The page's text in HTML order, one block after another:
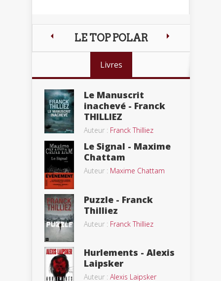
LE TOP POLAR
Livres
Le Manuscrit
inachevé - Franck
THILLIEZ
Auteur : Franck Thilliez
Le Signal - Maxime
Chattam
Auteur : Maxime Chattam
Puzzle - Franck
Thilliez
Auteur : Franck Thilliez
Hurlements - Alexis
Laipsker
Auteur : Alexis Laipsker